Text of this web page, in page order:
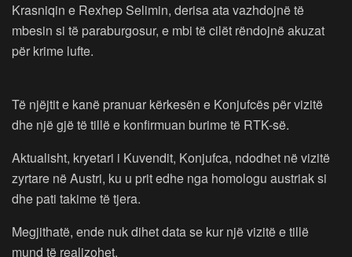
Krasniqin e Rexhep Selimin, derisa ata vazhdojnë të
mbesin si të paraburgosur, e mbi të cilët rëndojnë akuzat
për krime lufte.
Të njëjtit e kanë pranuar kërkesën e Konjufcës për vizitë
dhe një gjë të tillë e konfirmuan burime të RTK-së.
Aktualisht, kryetari i Kuvendit, Konjufca, ndodhet në vizitë
zyrtare në Austri, ku u prit edhe nga homologu austriak si
dhe pati takime të tjera.
Megjithatë, ende nuk dihet data se kur një vizitë e tillë
mund të realizohet.